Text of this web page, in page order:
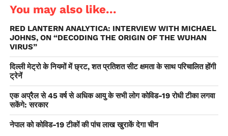
मार्च को गृह मंत्रालय ने सभी राज्यों एवं केंद्र शासित प्रदेशों को यह परामर्श
भेजा था कि प्रवासी श्रमिकों के मुद्दे को संवेदनशीलता से लिया जाए और यह
सुनिश्चित किया जाए कि वे लॉकडाउन के दौरान अपने मौजूदा स्थान को
छोड़ कर नहीं जाएं। उन्होंने कहा कि राज्यों और केंद्र शासित प्रदेशों को
प्रवासी श्रमिकों को भोजन एवं आश्रय उपलब्ध कराने को भी कहा गया।
उन्होंने कहा कि इसके बाद भी प्रवासी श्रमिकों को लेकर कई बार राज्यों एवं
केंद्रशासित प्रदेशों को परामर्श भेजे गये।
You may also like...
RED LANTERN ANALYTICA: INTERVIEW WITH MICHAEL
JOHNS, ON “DECODING THE ORIGIN OF THE WUHAN
VIRUS”
दिल्ली मेट्रो के नियमों में छ्रट, शत प्रतिशत सीट क्षमता के साथ परिचालित होंगी
ट्रेनें
एक अप्रैल से 45 वर्ष से अधिक आयु के सभी लोग कोविड-19 रोधी टीका लगवा
सकेंगे: सरकार
नेपाल को कोविड-19 टीकों की पांच लाख खुराकें देगा चीन